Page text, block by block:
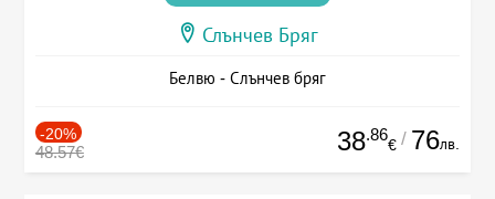
Слънчев Бряг
Белвю - Слънчев бряг
-20%
48.57€ 38.86
€ / 76лв.